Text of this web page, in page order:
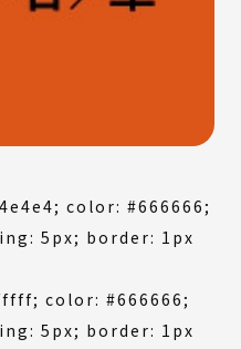
color: #666666;
5px; border: 1px
color: #666666;
5px; border: 1px